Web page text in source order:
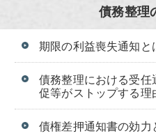
債務整理
期限の利益喪失通知と
債務整理における受
促等がストップする理
債権差押通知書の効力